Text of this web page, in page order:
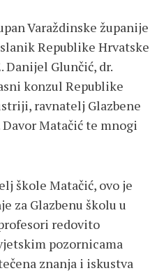
Varaždinske županije
Republike Hrvatske
Danijel Glunčić, dr.
konzul Republike
ravnatelj Glazbene
Davor Matačić te mnogi
škole Matačić, ovo je
za Glazbenu školu u
redovito
pozornicama
znanja i iskustva